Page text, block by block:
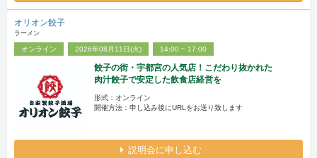
オリオン餃子
ラーメン
オンライン 2026年08月11日(火) 14:00 ~ 17:00
餃子の街・宇都宮の人気店！こだわり抜かれた
肉汁餃子で安定した飲食店経営を
形式：オンライン
開催方法：申し込み後にURLをお送り致します
説明会に申し込む